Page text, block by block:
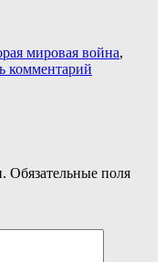
мировая война,
комментарий
Обязательные поля